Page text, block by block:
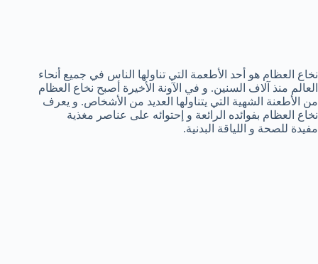
نخاع العظام هو أحد الأطعمة التي تناولها الناس في جميع أنحاء
العالم منذ آلاف السنين. و في الآونة الأخيرة أصبح نخاع العظام
من الأطعنة الشهية التي يتناولها العديد من الأشخاص. و يعرف
نخاع العظام بفوائده الرائعة و إحتوائه على عناصر مغذية
مفيدة للصحة و اللياقة البدنية.